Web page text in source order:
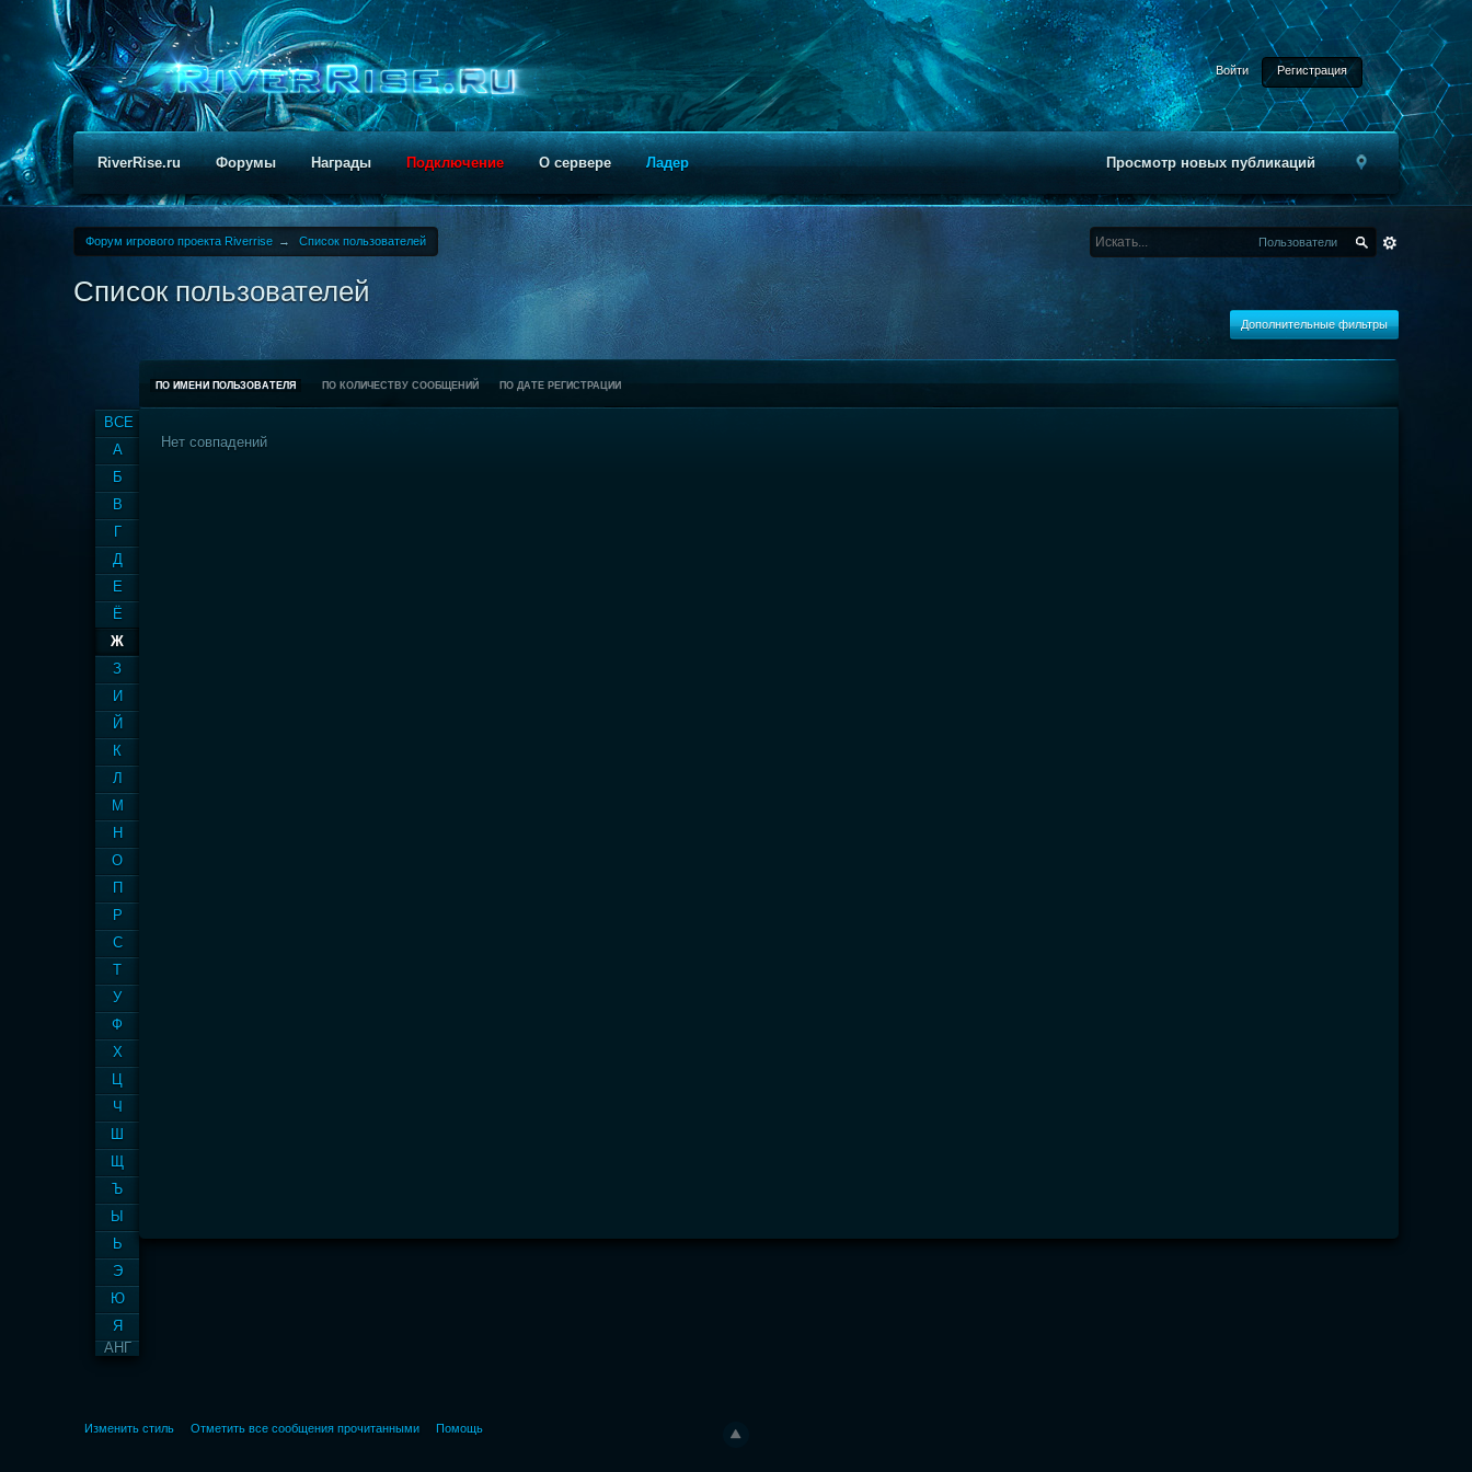
Войти Регистрация
Просмотр новых публикаций
RiverRise.ru Форумы Награды Подключение О сервере Ладер
Форум игрового проекта Riverrise → Список пользователей Пользователи
Список пользователей
Дополнительные фильтры
ВСЕ
А
Б
В
Г
Д
Е
Ё
Ж
З
И
Й
К
Л
М
Н
О
П
Р
С
Т
У
Ф
Х
Ц
Ч
Ш
Щ
Ъ
Ы
Ь
Э
Ю
Я
АНГ
ПО ИМЕНИ ПОЛЬЗОВАТЕЛЯ ПО КОЛИЧЕСТВУ СООБЩЕНИЙ ПО ДАТЕ РЕГИСТРАЦИИ
Нет совпадений
Изменить стиль Отметить все сообщения прочитанными Помощь